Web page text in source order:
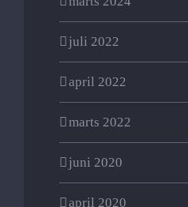
juli 2022
april 2022
marts 2022
juni 2020
april 2020